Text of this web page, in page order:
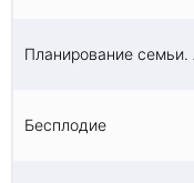
Планирование семьи.
Бесплодие